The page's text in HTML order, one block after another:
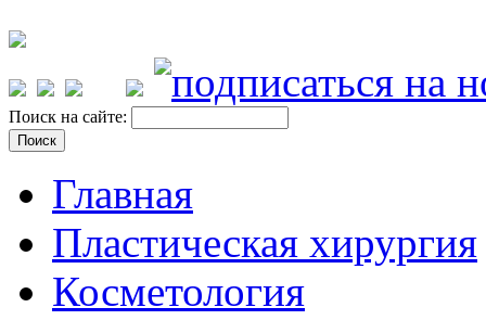
Поиск на сайте:
Главная
Пластическая хирургия
Косметология